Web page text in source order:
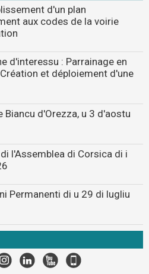
d'un plan
aux codes de la voirie
d'interessu : Parrainage en
et déploiement d'une
Biancu d'Orezza, u 3 d'aostu
l'Assemblea di Corsica di i
Permanenti di u 29 di lugliu